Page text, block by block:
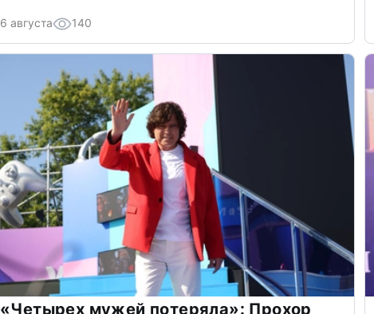
6 августа 140
«Четырех мужей потеряла»: Прохор